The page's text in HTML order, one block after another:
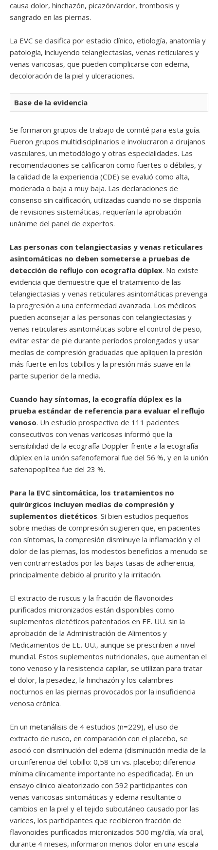
causa dolor, hinchazón, picazón/ardor, trombosis y
sangrado en las piernas.
La EVC se clasifica por estadio clínico, etiología, anatomía y
patología, incluyendo telangiectasias, venas reticulares y
venas varicosas, que pueden complicarse con edema,
decoloración de la piel y ulceraciones.
Base de la evidencia
Se formaron grupos de trabajo de comité para esta guía.
Fueron grupos multidisciplinarios e involucraron a cirujanos
vasculares, un metodólogo y otras especialidades. Las
recomendaciones se calificaron como fuertes o débiles, y
la calidad de la experiencia (CDE) se evaluó como alta,
moderada o baja a muy baja. Las declaraciones de
consenso sin calificación, utilizadas cuando no se disponía
de revisiones sistemáticas, requerían la aprobación
unánime del panel de expertos.
Las personas con telangiectasias y venas reticulares
asintomáticas no deben someterse a pruebas de
detección de reflujo con ecografía dúplex. No existe
evidencia que demuestre que el tratamiento de las
telangiectasias y venas reticulares asintomáticas prevenga
la progresión a una enfermedad avanzada. Los médicos
pueden aconsejar a las personas con telangiectasias y
venas reticulares asintomáticas sobre el control de peso,
evitar estar de pie durante períodos prolongados y usar
medias de compresión graduadas que apliquen la presión
más fuerte en los tobillos y la presión más suave en la
parte superior de la media.
Cuando hay síntomas, la ecografía dúplex es la
prueba estándar de referencia para evaluar el reflujo
venoso. Un estudio prospectivo de 111 pacientes
consecutivos con venas varicosas informó que la
sensibilidad de la ecografía Doppler frente a la ecografía
dúplex en la unión safenofemoral fue del 56 %, y en la unión
safenopoplítea fue del 23 %.
Para la EVC sintomática, los tratamientos no
quirúrgicos incluyen medias de compresión y
suplementos dietéticos. Si bien estudios pequeños
sobre medias de compresión sugieren que, en pacientes
con síntomas, la compresión disminuye la inflamación y el
dolor de las piernas, los modestos beneficios a menudo se
ven contrarrestados por las bajas tasas de adherencia,
principalmente debido al prurito y la irritación.
El extracto de ruscus y la fracción de flavonoides
purificados micronizados están disponibles como
suplementos dietéticos patentados en EE. UU. sin la
aprobación de la Administración de Alimentos y
Medicamentos de EE. UU., aunque se prescriben a nivel
mundial. Estos suplementos nutricionales, que aumentan el
tono venoso y la resistencia capilar, se utilizan para tratar
el dolor, la pesadez, la hinchazón y los calambres
nocturnos en las piernas provocados por la insuficiencia
venosa crónica.
En un metanálisis de 4 estudios (n=229), el uso de
extracto de rusco, en comparación con el placebo, se
asoció con disminución del edema (disminución media de la
circunferencia del tobillo: 0,58 cm vs. placebo; diferencia
mínima clínicamente importante no especificada). En un
ensayo clínico aleatorizado con 592 participantes con
venas varicosas sintomáticas y edema resultante o
cambios en la piel y el tejido subcutáneo causado por las
varices, los participantes que recibieron fracción de
flavonoides purificados micronizados 500 mg/día, vía oral,
durante 4 meses, informaron menos dolor en una escala